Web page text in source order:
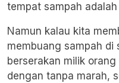
tempat sampah
Namun kalau kita
membuang sampah di
berserakan milik
dengan tanpa marah,